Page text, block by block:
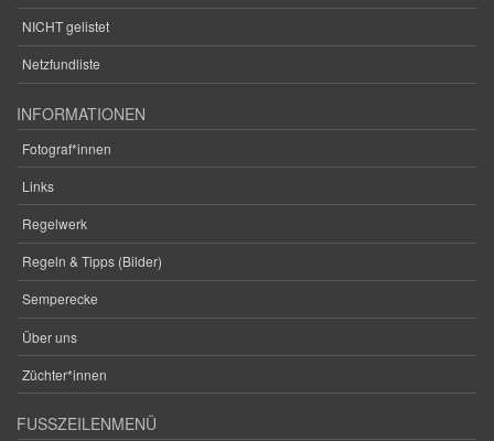
NICHT gelistet
Netzfundliste
INFORMATIONEN
Fotograf*innen
Links
Regelwerk
Regeln & Tipps (Bilder)
Semperecke
Über uns
Züchter*innen
FUSSZEILENMENÜ